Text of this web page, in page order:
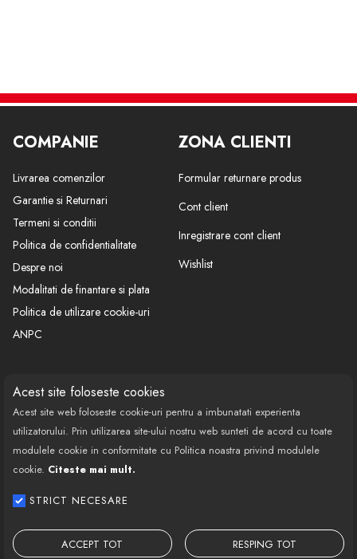
Acest site foloseste cookies
Acest site web foloseste cookie-uri pentru a imbunatati experienta
utilizatorului. Prin utilizarea site-ului nostru web sunteti de acord cu toate
modulele cookie in conformitate cu Politica noastra privind modulele
cookie. Citeste mai mult.
STRICT NECESARE
ACCEPT TOT RESPING TOT
COMPANIE
Livrarea comenzilor
Garantie si Returnari
Termeni si conditii
Politica de confidentialitate
Despre noi
Modalitati de finantare si plata
Politica de utilizare cookie-uri
ANPC
ZONA CLIENTI
Formular returnare produs
Cont client
Inregistrare cont client
Wishlist
CONTACT
Call Center: 0377 100 941
Program de lucru: Luni-Vineri
08:00 - 18:00
Email: contact@bestautovest.ro
SRL CUI: 32372789, Reg.Com.:
J02/1129/2013